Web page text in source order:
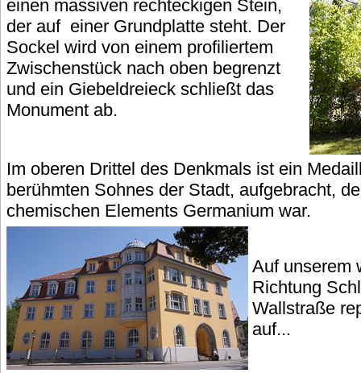
einen massiven rechteckigen Stein,
der auf einer Grundplatte steht. Der
Sockel wird von einem profiliertem
Zwischenstück nach oben begrenzt
und ein Giebeldreieck schließt das
Monument ab.
Im oberen Drittel des Denkmals ist ein
berühmten Sohnes der Stadt, aufgebracht,
chemischen Elements Germanium war.
Auf unserem
Richtung
Wallstraße
auf...